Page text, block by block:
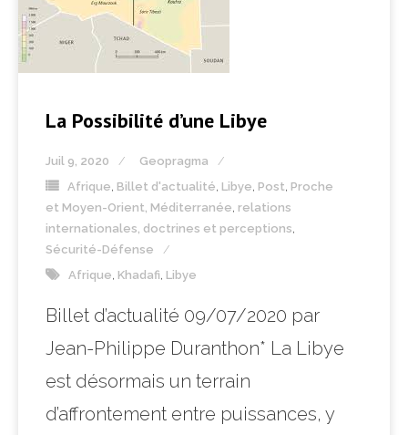
La Possibilité d’une Libye
Juil 9, 2020
Geopragma
Afrique, Billet d'actualité, Libye, Post, Proche
et Moyen-Orient, Méditerranée, relations
internationales, doctrines et perceptions,
Sécurité-Défense
Afrique, Khadafi, Libye
Billet d’actualité 09/07/2020 par
Jean-Philippe Duranthon* La Libye
est désormais un terrain
d’affrontement entre puissances, y